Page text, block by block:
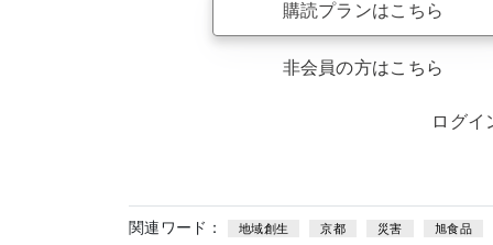
購読プランはこちら
非会員の方はこちら
ログイ
関連ワード： 地域創生 京都 災害 旭食品